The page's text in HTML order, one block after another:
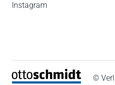
Instagram
©